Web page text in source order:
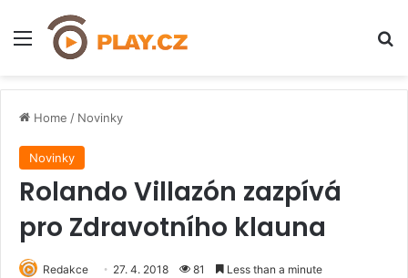
Menu
Home / Novinky
Novinky
Rolando Villazón zazpívá
pro Zdravotního klauna
Redakce 27. 4. 2018 81 Less than a minute